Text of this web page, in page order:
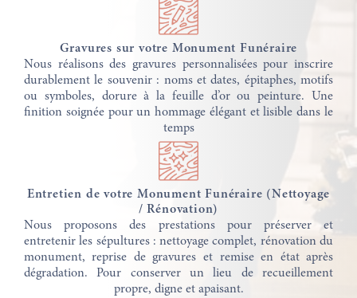
Gravures sur votre Monument Funéraire
Nous réalisons des gravures personnalisées pour inscrire
durablement le souvenir : noms et dates, épitaphes, motifs
ou symboles, dorure à la feuille d’or ou peinture. Une
finition soignée pour un hommage élégant et lisible dans le
temps
Entretien de votre Monument Funéraire (Nettoyage
/ Rénovation)
Nous proposons des prestations pour préserver et
entretenir les sépultures : nettoyage complet, rénovation du
monument, reprise de gravures et remise en état après
dégradation. Pour conserver un lieu de recueillement
propre, digne et apaisant.